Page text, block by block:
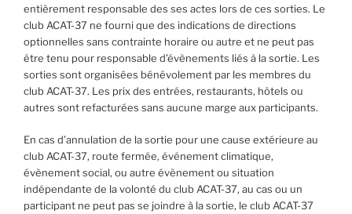
entièrement responsable des ses actes lors de ces sorties. Le
club ACAT-37 ne fourni que des indications de directions
optionnelles sans contrainte horaire ou autre et ne peut pas
être tenu pour responsable d’évènements liés à la sortie. Les
sorties sont organisées bénévolement par les membres du
club ACAT-37. Les prix des entrées, restaurants, hôtels ou
autres sont refacturées sans aucune marge aux participants.
En cas d’annulation de la sortie pour une cause extérieure au
club ACAT-37, route fermée, événement climatique,
évènement social, ou autre évènement ou situation
indépendante de la volonté du club ACAT-37, au cas ou un
participant ne peut pas se joindre à la sortie, le club ACAT-37